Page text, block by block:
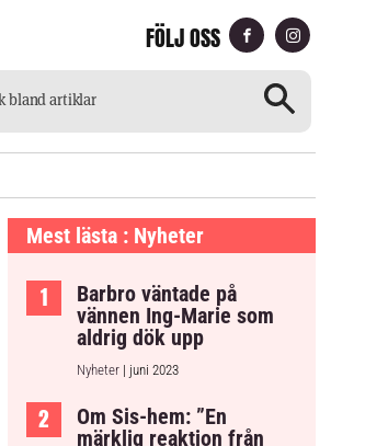
FÖLJ OSS
Mest lästa : Nyheter
Barbro väntade på
vännen Ing-Marie som
aldrig dök upp
Nyheter| juni 2023
Om Sis-hem: ”En
märklig reaktion från